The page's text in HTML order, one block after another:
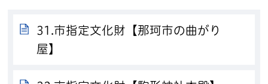
31.市指定文化財【那珂市の曲がり
屋】